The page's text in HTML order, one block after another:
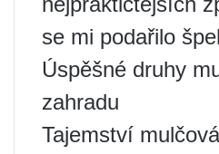
se mi podařilo
Úspěšné druhy
zahradu
Tajemství